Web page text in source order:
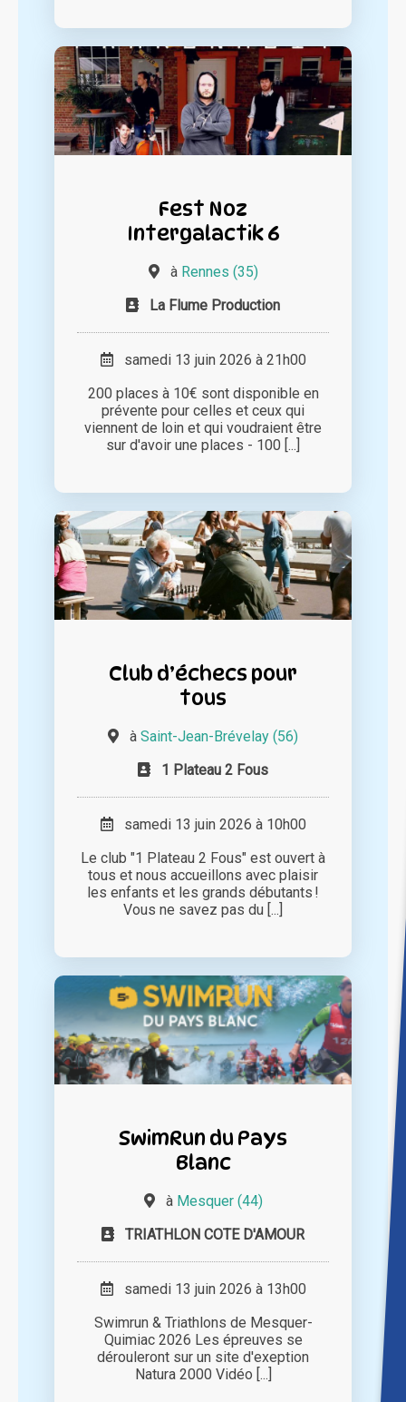
Fest Noz
Intergalactik 6
à Rennes (35)
La Flume Production
samedi 13 juin 2026 à 21h00
200 places à 10€ sont disponible en
prévente pour celles et ceux qui
viennent de loin et qui voudraient être
sur d'avoir une places - 100 [...]
Club d’échecs pour
tous
à Saint-Jean-Brévelay (56)
1 Plateau 2 Fous
samedi 13 juin 2026 à 10h00
Le club "1 Plateau 2 Fous" est ouvert à
tous et nous accueillons avec plaisir
les enfants et les grands débutants !
Vous ne savez pas du [...]
SwimRun du Pays
Blanc
à Mesquer (44)
TRIATHLON COTE D'AMOUR
samedi 13 juin 2026 à 13h00
Swimrun & Triathlons de Mesquer-
Quimiac 2026 Les épreuves se
dérouleront sur un site d'exeption
Natura 2000 Vidéo [...]